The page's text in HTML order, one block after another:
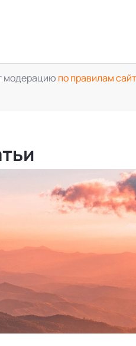
модерацию по правилам